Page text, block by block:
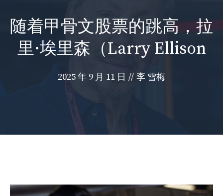
随着甲骨文股票的跳高，拉
里·埃里森（Larry Ellison
2025 年 9 月 11 日 // 李 雪梅